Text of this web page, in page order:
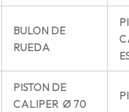
BULON DE
RUEDA
PISTON DE
CALIPER Ø 70